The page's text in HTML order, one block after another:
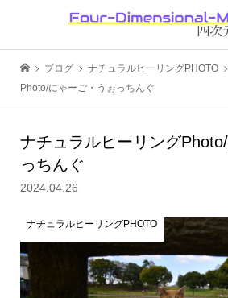
ブログ ナチュラルヒーリングPHOTO
Photo/にゃーご・うぉっちんぐ
ナチュラルヒーリング
っちんぐ
2024.04.26
ナチュラルヒーリングPHOTO